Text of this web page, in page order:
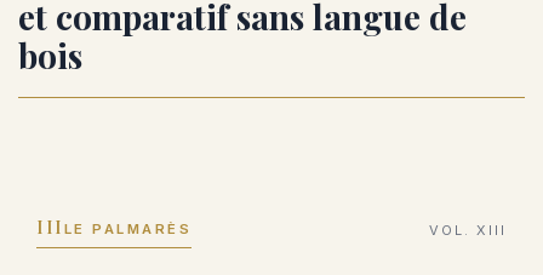
et comparatif sans langue de
bois
III LE PALMARÈS VOL. XIII